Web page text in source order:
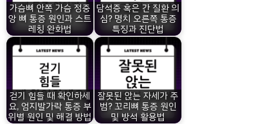
가슴뼈 안쪽 가슴 정중
앙 뼈 통증 원인과 스트
레칭 완화법
담석증 혹은 간 질환 의
심? 명치 오른쪽 통증
특징과 진단법
걷기 힘들 때 확인하세
요, 엄지발가락 통증 부
위별 원인 및 해결 방법
잘못된 앉는 자세가 주
범? 꼬리뼈 통증 원인
및 방석 활용법